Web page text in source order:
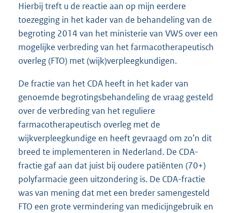
Hierbij treft u de reactie aan op mijn eerdere
toezegging in het kader van de behandeling van de
begroting 2014 van het ministerie van VWS over een
mogelijke verbreding van het farmacotherapeutisch
overleg (FTO) met (wijk)verpleegkundigen.
De fractie van het CDA heeft in het kader van
genoemde begrotingsbehandeling de vraag gesteld
over de verbreding van het reguliere
farmacotherapeutisch overleg met de
wijkverpleegkundige en heeft gevraagd om zo’n dit
breed te implementeren in Nederland. De CDA-
fractie gaf aan dat juist bij oudere patiënten (70+)
polyfarmacie geen uitzondering is. De CDA-fractie
was van mening dat met een breder samengesteld
FTO een grote vermindering van medicijngebruik en